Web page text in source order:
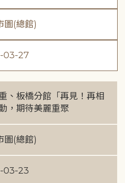
圖(總館)
03-27
、板橋分館「再見！再相
，期待美麗重聚
圖(總館)
03-23